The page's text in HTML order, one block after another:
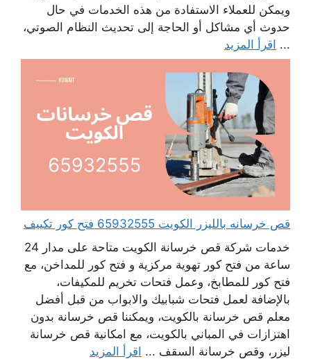
ويمكن للعملاء الاستفادة من هذه الخدمات في حال
حدوث أي مشاكل أو الحاجة إلى تحديث النظام الصوتي،
... اقرأ المزيد
قص خرسانه بالليزر الكويت 65932555 فتح كور تكييف
خدمات شركة قص خرسانة الكويت متاحة على مدار 24
ساعة من فتح كور تهوية مركزية و فتح كور للمداخن، مع
فتح كور للمطابخ، وعمل فتحات تخريم للمكيفات،
بالإضافة لعمل فتحات شبابيك والابواب من قبل أفضل
معلم قص خرسانة بالكويت، ويمكننا قص خرسانة بدون
اهتزازات في المباني بالكويت، مع امكانية قص خرسانة
ليزر، وقص خرسانة السقف ... اقرأ المزيد